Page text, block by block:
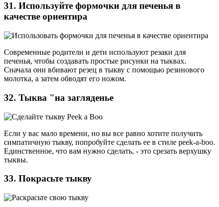
31. Используйте формочки для печенья в
качестве ориентира
Современные родители и дети используют резаки для
печенья, чтобы создавать простые рисунки на тыквах.
Сначала они вбивают резец в тыкву с помощью резинового
молотка, а затем обводят его ножом.
32. Тыква "на загляденье
Если у вас мало времени, но вы все равно хотите получить
симпатичную тыкву, попробуйте сделать ее в стиле peek-a-boo.
Единственное, что вам нужно сделать, - это срезать верхушку
тыквы.
33. Покрасьте тыкву